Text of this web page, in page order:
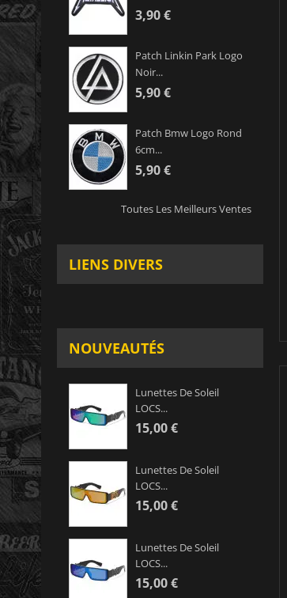
3,90 €
Patch Linkin Park Logo
Noir...
5,90 €
Patch Bmw Logo Rond
6cm...
5,90 €
Toutes Les Meilleurs Ventes
LIENS DIVERS
NOUVEAUTÉS
Lunettes De Soleil
LOCS...
15,00 €
Lunettes De Soleil
LOCS...
15,00 €
Lunettes De Soleil
LOCS...
15,00 €